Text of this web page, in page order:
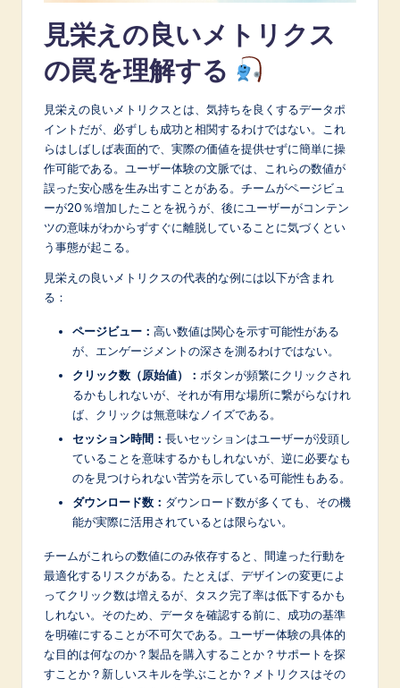
w見栄えの良いメトリクス
の罠を理解する
見栄えの良いメトリクスとは、気持ちを良くするデータポ
イントだが、必ずしも成功と相関するわけではない。これ
らはしばしば表面的で、実際の価値を提供せずに簡単に操
作可能である。ユーザー体験の文脈では、これらの数値が
誤った安心感を生み出すことがある。チームがページビュ
ーが20％増加したことを祝うが、後にユーザーがコンテン
ツの意味がわからずすぐに離脱していることに気づくとい
う事態が起こる。
見栄えの良いメトリクスの代表的な例には以下が含まれ
る：
ページビュー： 高い数値は関心を示す可能性がある
が、エンゲージメントの深さを測るわけではない。
クリック数（原始値）： ボタンが頻繁にクリックされ
るかもしれないが、それが有用な場所に繋がらなけれ
ば、クリックは無意味なノイズである。
セッション時間： 長いセッションはユーザーが没頭し
ていることを意味するかもしれないが、逆に必要なも
のを見つけられない苦労を示している可能性もある。
ダウンロード数： ダウンロード数が多くても、その機
能が実際に活用されているとは限らない。
チームがこれらの数値にのみ依存すると、間違った行動を
最適化するリスクがある。たとえば、デザインの変更によ
ってクリック数は増えるが、タスク完了率は低下するかも
しれない。そのため、データを確認する前に、成功の基準
を明確にすることが不可欠である。ユーザー体験の具体的
な目的は何なのか？製品を購入することか？サポートを探
すことか？新しいスキルを学ぶことか？メトリクスはその